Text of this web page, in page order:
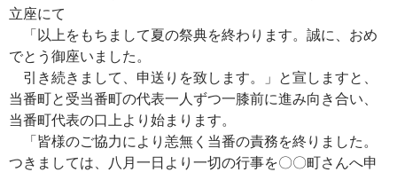
立座にて
「以上をもちまして夏の祭典を終わります。誠に、おめ
でとう御座いました。
引き続きまして、申送りを致します。」と宣しますと、
当番町と受当番町の代表一人ずつ一膝前に進み向き合い、
当番町代表の口上より始まります。
「皆様のご協力により恙無く当番の責務を終りました。
つきましては、八月一日より一切の行事を〇〇町さんへ申